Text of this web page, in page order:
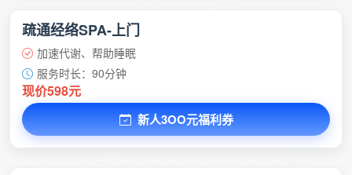
疏通经络SPA-上门
加速代谢、帮助睡眠
服务时长：90分钟
现价598元
新人3OO元福利券